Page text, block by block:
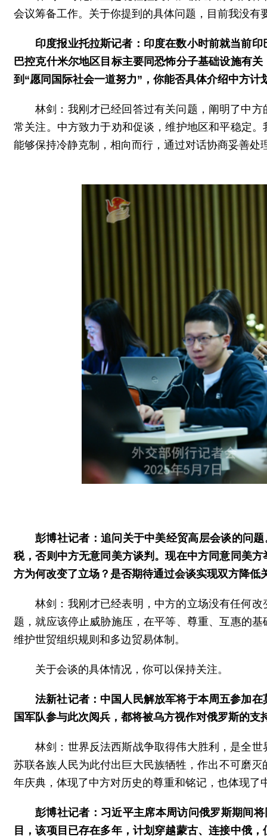
会议筹备工作。关于你提到的具体问题，目前我没有
印度报业托拉斯记者：印度在数小时前就当前
巴控克什米尔地区目标主要同恐怖分子基础设施有
到“愿同国际社会一道努力”，你能否具体介绍中方计
林剑：我刚才已经回答过有关问题，阐明了中
常关注。中方致力于劝和促谈，维护地区和平稳定
能够保持冷静克制，相向而行，通过对话协商妥善
彭博社记者：追问关于中美经贸高层会谈的问
税，否则中方无意同美方谈判。现在中方同意同美
方为何改变了立场？是否期待通过会谈实现双方降低
林剑：我刚才已经表明，中方的立场没有任何
题，就应该停止威胁施压，在平等、尊重、互惠的
维护世贸组织规则和多边贸易体制。
关于会谈的具体情况，你可以保持关注。
法新社记者：中国人民解放军将于本周五参加
国军队参与此次阅兵，都将被乌方视作对俄罗斯的支
林剑：世界反法西斯战争取得伟大胜利，是全
苏联各族人民为此付出巨大民族牺牲，作出不可磨
年庆典，体现了中方对历史的尊重和铭记，也体现了
彭博社记者：习近平主席本周访问俄罗斯期间
目，该项目已存在多年，计划穿越蒙古、连接中俄